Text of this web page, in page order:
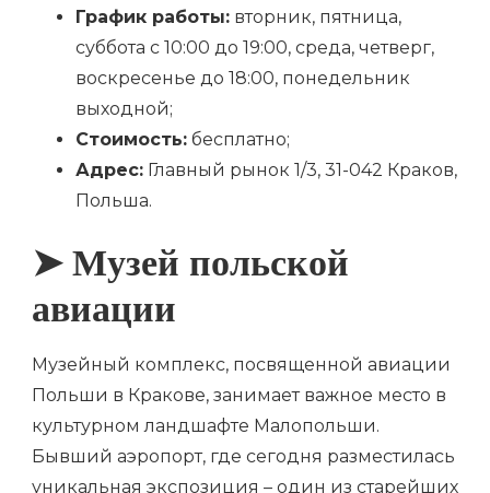
График работы: вторник, пятница,
суббота с 10:00 до 19:00, среда, четверг,
воскресенье до 18:00, понедельник
выходной;
Стоимость: бесплатно;
Адрес: Главный рынок 1/3, 31-042 Краков,
Польша.
➤ Музей польской
авиации
Музейный комплекс, посвященной авиации
Польши в Кракове, занимает важное место в
культурном ландшафте Малопольши.
Бывший аэропорт, где сегодня разместилась
уникальная экспозиция – один из старейших